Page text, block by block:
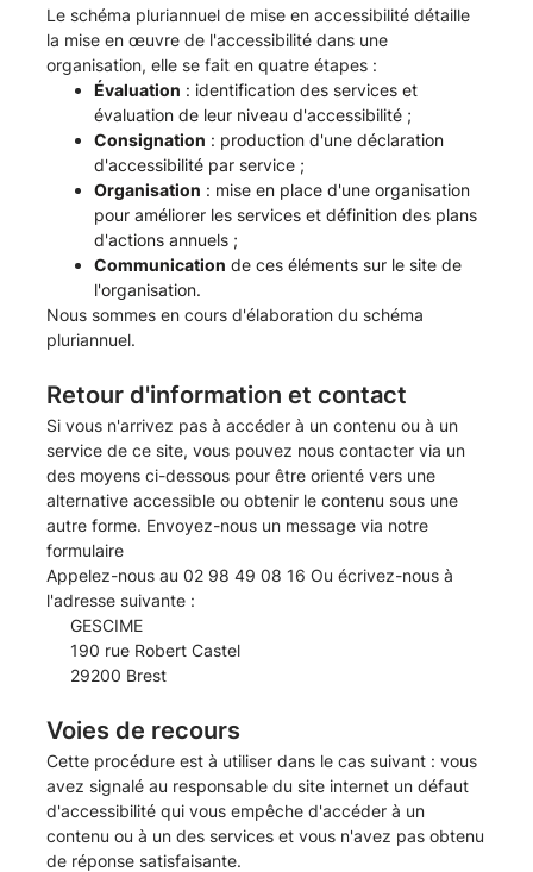
Le schéma pluriannuel de mise en accessibilité détaille
la mise en œuvre de l'accessibilité dans une
organisation, elle se fait en quatre étapes :
Évaluation : identification des services et
évaluation de leur niveau d'accessibilité ;
Consignation : production d'une déclaration
d'accessibilité par service ;
Organisation : mise en place d'une organisation
pour améliorer les services et définition des plans
d'actions annuels ;
Communication de ces éléments sur le site de
l'organisation.
Nous sommes en cours d'élaboration du schéma
pluriannuel.
Retour d'information et contact
Si vous n'arrivez pas à accéder à un contenu ou à un
service de ce site, vous pouvez nous contacter via un
des moyens ci-dessous pour être orienté vers une
alternative accessible ou obtenir le contenu sous une
autre forme. Envoyez-nous un message via notre
formulaire
Appelez-nous au 02 98 49 08 16 Ou écrivez-nous à
l'adresse suivante :
GESCIME
190 rue Robert Castel
29200 Brest
Voies de recours
Cette procédure est à utiliser dans le cas suivant : vous
avez signalé au responsable du site internet un défaut
d'accessibilité qui vous empêche d'accéder à un
contenu ou à un des services et vous n'avez pas obtenu
de réponse satisfaisante.